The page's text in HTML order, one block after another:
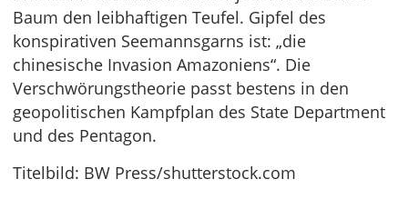
Baum den leibhaftigen Teufel. Gipfel des
konspirativen Seemannsgarns ist: „die
chinesische Invasion Amazoniens“. Die
Verschwörungstheorie passt bestens in den
geopolitischen Kampfplan des State Department
und des Pentagon.
Titelbild: BW Press/shutterstock.com